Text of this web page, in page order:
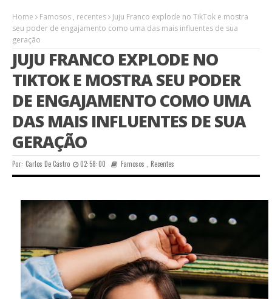
Home Famosos , recentes
Juju Franco explode no TikTok e mostra
seu poder de engajamento como uma das mais influentes de sua
geração
JUJU FRANCO EXPLODE NO
TIKTOK E MOSTRA SEU PODER
DE ENGAJAMENTO COMO UMA
DAS MAIS INFLUENTES DE SUA
GERAÇÃO
Por: Carlos De Castro 02:58:00 Famosos ,Recentes